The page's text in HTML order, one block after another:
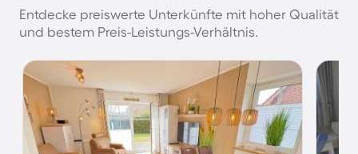
Entdecke preiswerte Unterkünfte mit hoher Qualität
und bestem Preis-Leistungs-Verhältnis.